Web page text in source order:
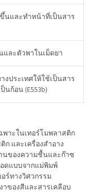
นและทำหน้าที่เป็นสาร
ละตัวพาในเม็ดยา
ประเทศให้ใช้เป็นสาร
นก้อน (E553b)
พาะในเทอร์โมพลาสติก
ก และเครื่องสำอาง
นของความชื้นและก๊าซ
ดแบบจากแม่พิมพ์
ร์ทางวิศวกรรม
าของสีและสารเคลือบ